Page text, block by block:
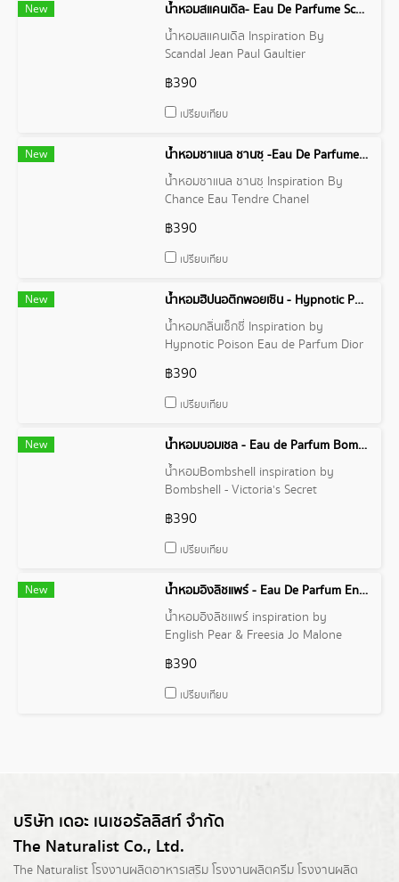
New
น้ำหอมสแคนเดิล- Eau De Parfume Scandal Jean Paul Gaultier
น้ำหอมสแคนเดิล Inspiration By
Scandal Jean Paul Gaultier
฿390
เปรียบเทียบ
New
น้ำหอมชาแนล ชานซฺ -Eau De Parfume Chance Eau Tendre Chanel
น้ำหอมชาแนล ชานซฺ Inspiration By
Chance Eau Tendre Chanel
฿390
เปรียบเทียบ
New
น้ำหอมฮิปนอติกพอยเซิน - Hypnotic Poison Eau de Parfum
น้ำหอมกลิ่นเซ็กซี่ Inspiration by
Hypnotic Poison Eau de Parfum Dior
฿390
เปรียบเทียบ
New
น้ำหอมบอมเชล - Eau de Parfum Bombshell Victoria's Secret
น้ำหอมBombshell inspiration by
Bombshell - Victoria's Secret
฿390
เปรียบเทียบ
New
น้ำหอมอิงลิชแพร์ - Eau De Parfum English Pear & Freesia
น้ำหอมอิงลิชแพร์ inspiration by
English Pear & Freesia Jo Malone
฿390
เปรียบเทียบ
บริษัท เดอะ เนเชอรัลลิสท์ จำกัด
The Naturalist Co., Ltd.
The Naturalist โรงงานผลิตอาหารเสริม โรงงานผลิตครีม โรงงานผลิต